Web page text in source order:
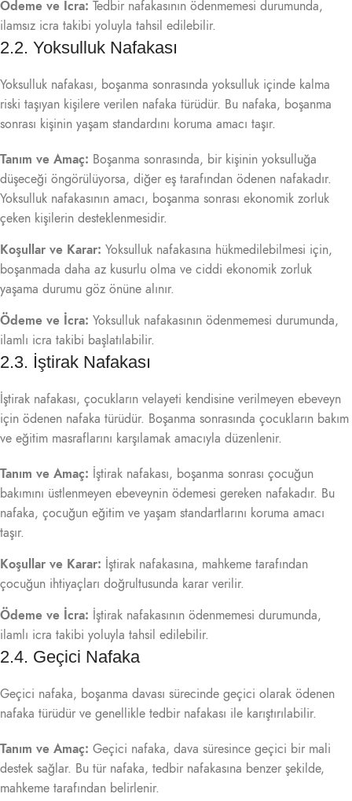
Ödeme ve İcra: Tedbir nafakasının ödenmemesi durumunda,
ilamsız icra takibi yoluyla tahsil edilebilir.
2.2. Yoksulluk Nafakası
Yoksulluk nafakası, boşanma sonrasında yoksulluk içinde kalma
riski taşıyan kişilere verilen nafaka türüdür. Bu nafaka, boşanma
sonrası kişinin yaşam standardını koruma amacı taşır.
Tanım ve Amaç: Boşanma sonrasında, bir kişinin yoksulluğa
düşeceği öngörülüyorsa, diğer eş tarafından ödenen nafakadır.
Yoksulluk nafakasının amacı, boşanma sonrası ekonomik zorluk
çeken kişilerin desteklenmesidir.
Koşullar ve Karar: Yoksulluk nafakasına hükmedilebilmesi için,
boşanmada daha az kusurlu olma ve ciddi ekonomik zorluk
yaşama durumu göz önüne alınır.
Ödeme ve İcra: Yoksulluk nafakasının ödenmemesi durumunda,
ilamlı icra takibi başlatılabilir.
2.3. İştirak Nafakası
İştirak nafakası, çocukların velayeti kendisine verilmeyen ebeveyn
için ödenen nafaka türüdür. Boşanma sonrasında çocukların bakım
ve eğitim masraflarını karşılamak amacıyla düzenlenir.
Tanım ve Amaç: İştirak nafakası, boşanma sonrası çocuğun
bakımını üstlenmeyen ebeveynin ödemesi gereken nafakadır. Bu
nafaka, çocuğun eğitim ve yaşam standartlarını koruma amacı
taşır.
Koşullar ve Karar: İştirak nafakasına, mahkeme tarafından
çocuğun ihtiyaçları doğrultusunda karar verilir.
Ödeme ve İcra: İştirak nafakasının ödenmemesi durumunda,
ilamlı icra takibi yoluyla tahsil edilebilir.
2.4. Geçici Nafaka
Geçici nafaka, boşanma davası sürecinde geçici olarak ödenen
nafaka türüdür ve genellikle tedbir nafakası ile karıştırılabilir.
Tanım ve Amaç: Geçici nafaka, dava süresince geçici bir mali
destek sağlar. Bu tür nafaka, tedbir nafakasına benzer şekilde,
mahkeme tarafından belirlenir.